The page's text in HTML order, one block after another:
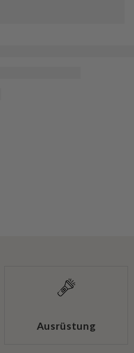
Ausrüstung